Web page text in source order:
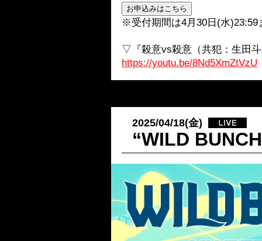
※受付期間は4月30日(水)23:59
▽『殺意vs殺意（共犯：生田
https://youtu.be/8Nd5XmZtVzU
2025/04/18(金)
“WILD